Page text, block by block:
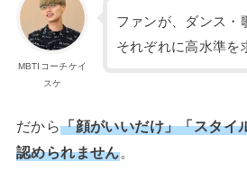
MBTIコーチケイ
スケ
ファンが、ダンス・
それぞれに高水準を
だから「顔がいいだけ」「スタイ
認められません。